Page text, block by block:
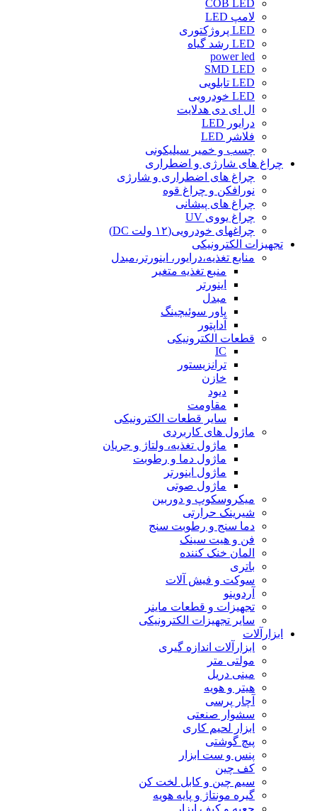
COB LED
لامپ LED
LED پروژکتوری
LED رشد گیاه
power led
SMD LED
LED تابلویی
LED خودرویی
ال ای دی هدلایت
درایور LED
فلاشر LED
چسب و خمیر سیلیکونی
چراغ های شارژی و اضطراری
چراغ های اضطراری و شارژی
نورافکن و چراغ قوه
چراغ های پیشانی
چراغ یووی UV
چراغهای خودرویی(۱۲ ولت DC)
تجهیزات الکترونیکی
منابع تغذیه،درایور، اینورتر،مبدل
منبع تغذیه متغیر
اینورتر
مبدل
پاور سوئیچینگ
آداپتور
قطعات الکترونیکی
IC
ترانزیستور
خازن
دیود
مقاومت
سایر قطعات الکترونیکی
ماژول های کاربردی
ماژول تغذیه، ولتاژ و جریان
ماژول دما و رطوبت
ماژول اینورتر
ماژول صوتی
میکروسکوپ و دوربین
شیرینک حرارتی
دما سنج و رطوبت سنج
فن و هیت سینک
المان خنک کننده
باتری
سوکت و فیش آلات
آردوینو
تجهیزات و قطعات ماینر
سایر تجهیزات الکترونیکی
ابزارآلات
ابزارآلات اندازه گیری
مولتی متر
مینی دریل
هیتر و هویه
آچار پرسی
سشوار صنعتی
ابزار لحیم کاری
پیچ گوشتی
پنس و ست ابزار
کف چین
سیم چین و کابل لخت کن
گیره مونتاژ و پایه هویه
جعبه و کیف ابزار